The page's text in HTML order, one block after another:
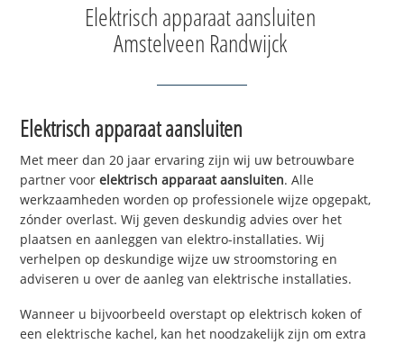
Elektrisch apparaat aansluiten
Amstelveen Randwijck
Elektrisch apparaat aansluiten
Met meer dan 20 jaar ervaring zijn wij uw betrouwbare
partner voorelektrisch apparaat aansluiten. Alle
werkzaamheden worden op professionele wijze opgepakt,
zónder overlast. Wij geven deskundig advies over het
plaatsen en aanleggen van elektro-installaties. Wij
verhelpen op deskundige wijze uw stroomstoring en
adviseren u over de aanleg van elektrische installaties.
Wanneer u bijvoorbeeld overstapt op elektrisch koken of
een elektrische kachel, kan het noodzakelijk zijn om extra